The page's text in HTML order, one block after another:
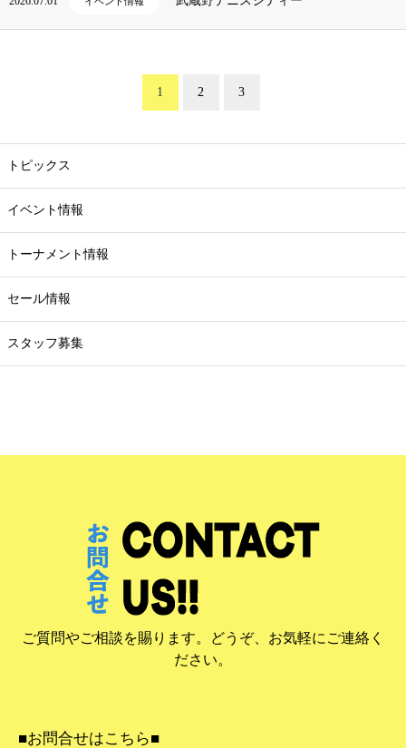
1 2 3
トピックス
イベント情報
トーナメント情報
セール情報
スタッフ募集
ご質問やご相談を賜ります。どうぞ、お気軽にご連絡く
ださい。
■お問合せはこちら■